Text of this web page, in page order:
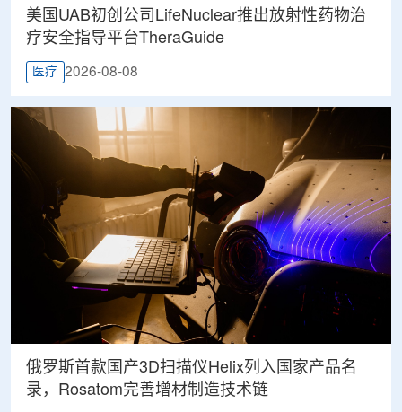
美国UAB初创公司LifeNuclear推出放射性药物治
疗安全指导平台TheraGuide
医疗 2026-08-08
俄罗斯首款国产3D扫描仪Helix列入国家产品名
录，Rosatom完善增材制造技术链